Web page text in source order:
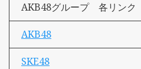
AKB48グループ 各リンク
AKB48
SKE48